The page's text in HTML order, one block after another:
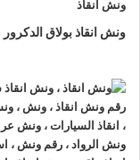
نعمل على مدار
01093018585
–
و مجهز بأحدث
ونش انقاذ
ما يميزنا عن غيرنا
ونش انقاذ بولاق الدكرور